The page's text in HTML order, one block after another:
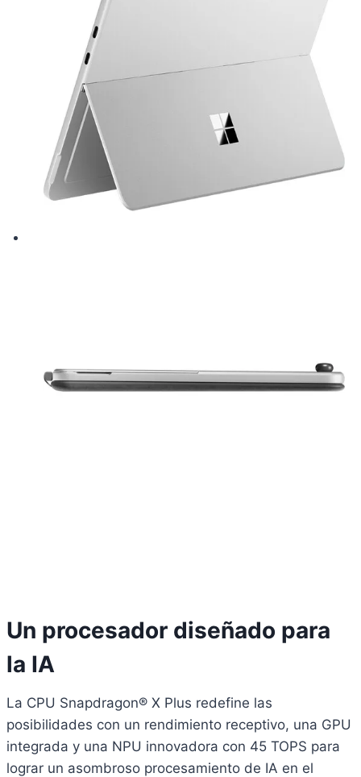
Un procesador diseñado para
la IA
La CPU Snapdragon® X Plus redefine las
posibilidades con un rendimiento receptivo, una GPU
integrada y una NPU innovadora con 45 TOPS para
lograr un asombroso procesamiento de IA en el